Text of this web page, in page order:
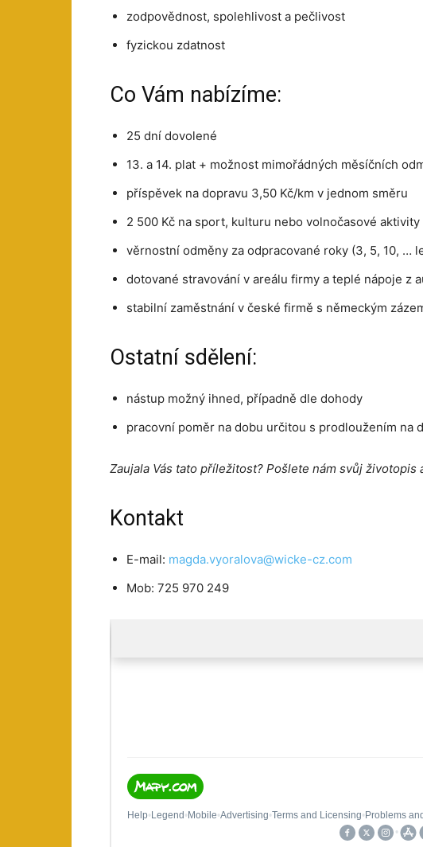
zodpovědnost, spolehlivost a pečlivost
fyzickou zdatnost
Co Vám nabízíme:
25 dní dovolené
13. a 14. plat + možnost mimořádných měsíčních
příspěvek na dopravu 3,50 Kč/km v jednom směru
2 500 Kč na sport, kulturu nebo volnočasové aktivity
věrnostní odměny za odpracované roky (3, 5, 10, …
dotované stravování v areálu firmy a teplé nápoje z
stabilní zaměstnání v české firmě s německým
Ostatní sdělení:
nástup možný ihned, případně dle dohody
pracovní poměr na dobu určitou s prodloužením na
Zaujala Vás tato příležitost? Pošlete nám svůj
Kontakt
E-mail: magda.vyoralova@wicke-cz.com
Mob: 725 970 249